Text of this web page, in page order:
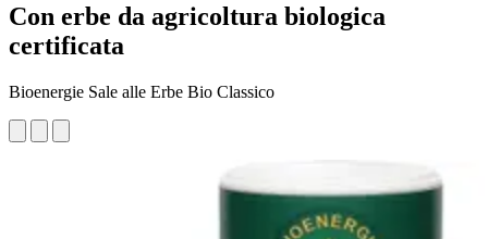
Con erbe da agricoltura biologica
certificata
Bioenergie Sale alle Erbe Bio Classico